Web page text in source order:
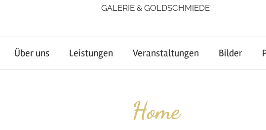
GALERIE & GOLDSCHMIEDE
Über uns Leistungen Veranstaltungen Bilder
Home